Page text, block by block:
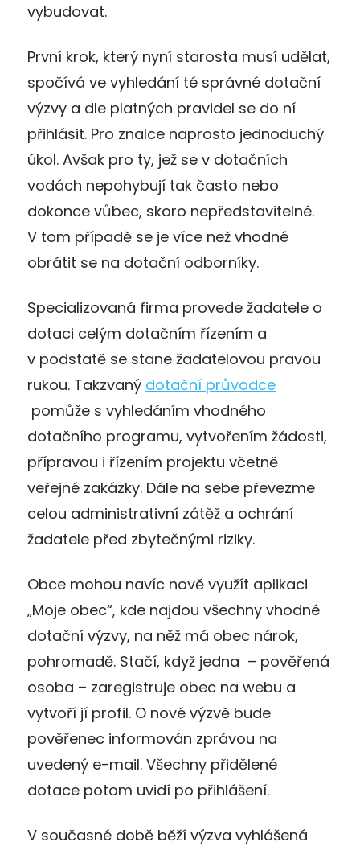
vybudovat.
První krok, který nyní starosta musí udělat,
spočívá ve vyhledání té správné dotační
výzvy a dle platných pravidel se do ní
přihlásit. Pro znalce naprosto jednoduchý
úkol. Avšak pro ty, jež se v dotačních
vodách nepohybují tak často nebo
dokonce vůbec, skoro nepředstavitelné.
V tom případě se je více než vhodné
obrátit se na dotační odborníky.
Specializovaná firma provede žadatele o
dotaci celým dotačním řízením a
v podstatě se stane žadatelovou pravou
rukou. Takzvaný dotační průvodce
pomůže s vyhledáním vhodného
dotačního programu, vytvořením žádosti,
přípravou i řízením projektu včetně
veřejné zakázky. Dále na sebe převezme
celou administrativní zátěž a ochrání
žadatele před zbytečnými riziky.
Obce mohou navíc nově využít aplikaci
„Moje obec“, kde najdou všechny vhodné
dotační výzvy, na něž má obec nárok,
pohromadě. Stačí, když jedna – pověřená
osoba – zaregistruje obec na webu a
vytvoří jí profil. O nové výzvě bude
pověřenec informován zprávou na
uvedený e-mail. Všechny přidělené
dotace potom uvidí po přihlášení.
V současné době běží výzva vyhlášená